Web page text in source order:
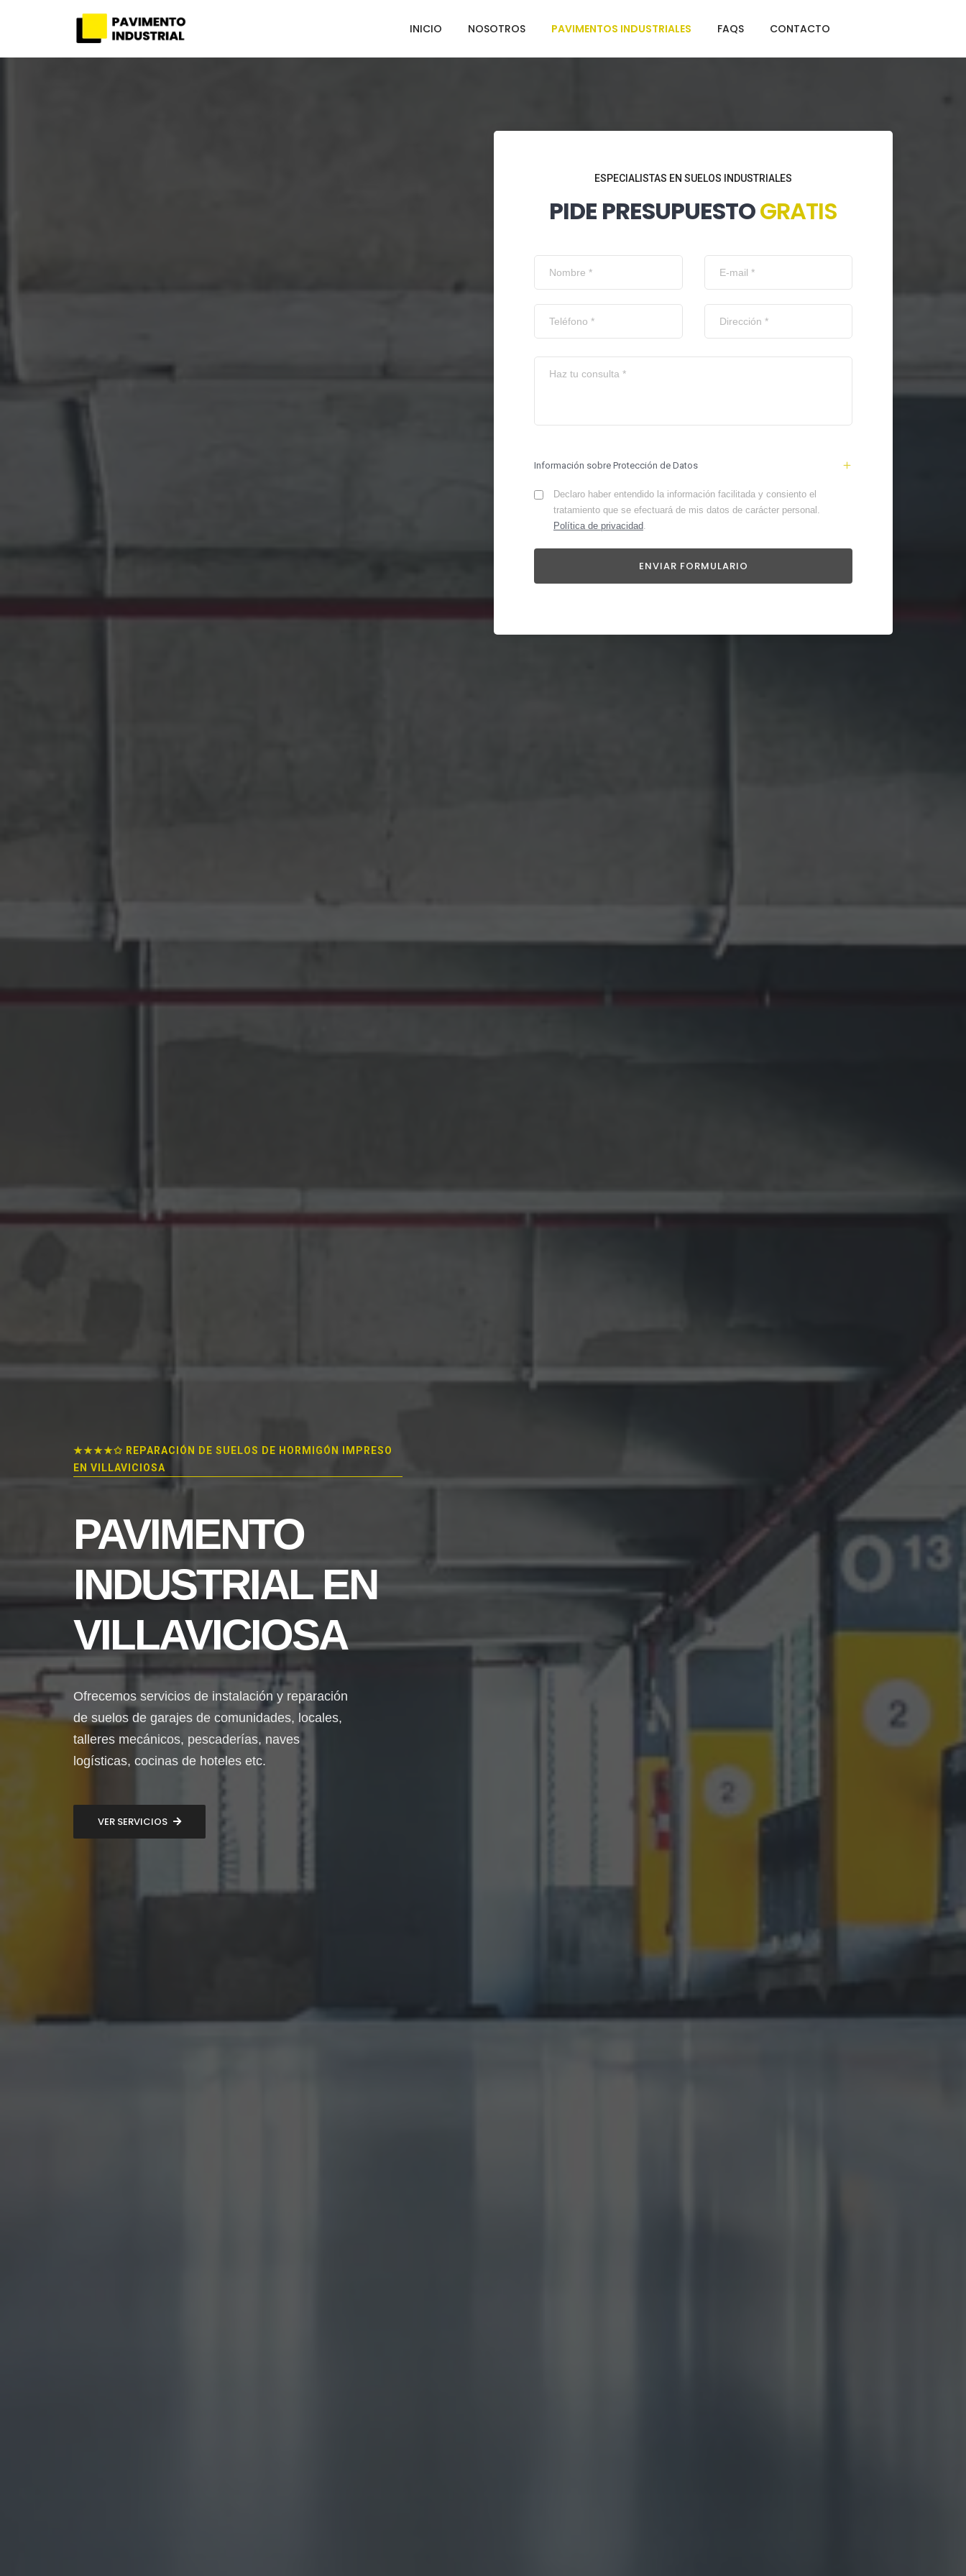
INICIO NOSOTROS PAVIMENTOS INDUSTRIALES FAQS CONTACTO
★★★★✩ REPARACIÓN DE SUELOS DE HORMIGÓN IMPRESO
EN VILLAVICIOSA
PAVIMENTO
INDUSTRIAL EN
VILLAVICIOSA
Ofrecemos servicios de instalación y reparación
de suelos de garajes de comunidades, locales,
talleres mecánicos, pescaderías, naves
logísticas, cocinas de hoteles etc.
VER SERVICIOS
ESPECIALISTAS EN SUELOS INDUSTRIALES
PIDE PRESUPUESTOGRATIS
Información sobre Protección de Datos
Declaro haber entendido la información facilitada y consiento el
tratamiento que se efectuará de mis datos de carácter personal.
Política de privacidad.